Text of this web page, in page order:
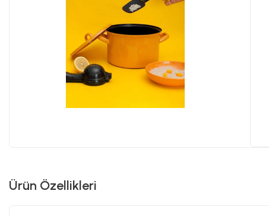
Ürün Özellikleri